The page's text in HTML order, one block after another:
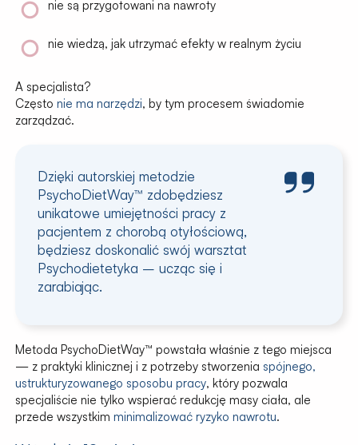
nie są przygotowani na nawroty
nie wiedzą, jak utrzymać efekty w realnym życiu
A specjalista?
Często nie ma narzędzi, by tym procesem świadomie
zarządzać.
Dzięki autorskiej metodzie
PsychoDietWay™ zdobędziesz
unikatowe umiejętności pracy z
pacjentem z chorobą otyłościową,
będziesz doskonalić swój warsztat
Psychodietetyka – ucząc się i
zarabiając.
Metoda PsychoDietWay™ powstała właśnie z tego miejsca
— z praktyki klinicznej i z potrzeby stworzenia spójnego,
ustrukturyzowanego sposobu pracy, który pozwala
specjaliście nie tylko wspierać redukcję masy ciała, ale
przede wszystkim minimalizować ryzyko nawrotu.